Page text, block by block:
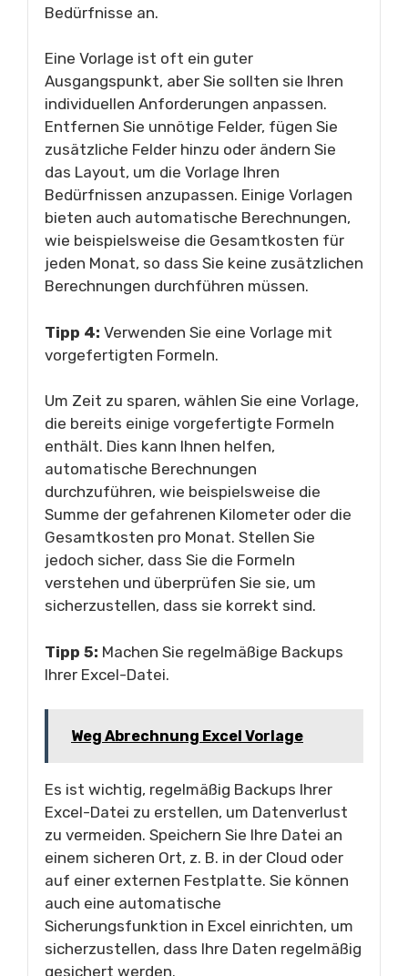
Bedürfnisse an.
Eine Vorlage ist oft ein guter
Ausgangspunkt, aber Sie sollten sie Ihren
individuellen Anforderungen anpassen.
Entfernen Sie unnötige Felder, fügen Sie
zusätzliche Felder hinzu oder ändern Sie
das Layout, um die Vorlage Ihren
Bedürfnissen anzupassen. Einige Vorlagen
bieten auch automatische Berechnungen,
wie beispielsweise die Gesamtkosten für
jeden Monat, so dass Sie keine zusätzlichen
Berechnungen durchführen müssen.
Tipp 4: Verwenden Sie eine Vorlage mit
vorgefertigten Formeln.
Um Zeit zu sparen, wählen Sie eine Vorlage,
die bereits einige vorgefertigte Formeln
enthält. Dies kann Ihnen helfen,
automatische Berechnungen
durchzuführen, wie beispielsweise die
Summe der gefahrenen Kilometer oder die
Gesamtkosten pro Monat. Stellen Sie
jedoch sicher, dass Sie die Formeln
verstehen und überprüfen Sie sie, um
sicherzustellen, dass sie korrekt sind.
Tipp 5: Machen Sie regelmäßige Backups
Ihrer Excel-Datei.
Weg Abrechnung Excel Vorlage
Es ist wichtig, regelmäßig Backups Ihrer
Excel-Datei zu erstellen, um Datenverlust
zu vermeiden. Speichern Sie Ihre Datei an
einem sicheren Ort, z. B. in der Cloud oder
auf einer externen Festplatte. Sie können
auch eine automatische
Sicherungsfunktion in Excel einrichten, um
sicherzustellen, dass Ihre Daten regelmäßig
gesichert werden.